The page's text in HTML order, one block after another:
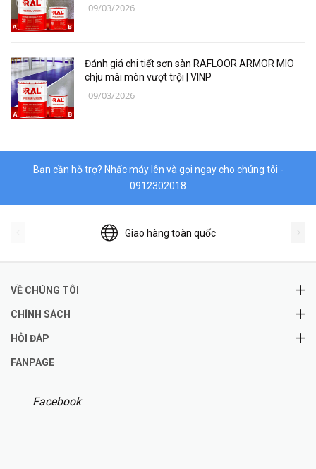
Thiết Bị Niika
Linh, Phụ Kiện Công Nghiệp Nặng
Hóa chất
09/03/2026
Đánh giá chi tiết sơn sàn RAFLOOR ARMOR MIO
chịu mài mòn vượt trội | VINP
09/03/2026
Bạn cần hỗ trợ? Nhấc máy lên và gọi ngay cho chúng tôi -
0912302018
Giao hàng toàn quốc
VỀ CHÚNG TÔI
CHÍNH SÁCH
HỎI ĐÁP
FANPAGE
Facebook